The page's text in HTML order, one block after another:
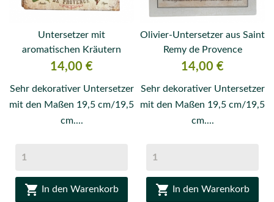
Untersetzer mit
aromatischen Kräutern
Preis
14,00 €
Sehr dekorativer Untersetzer
mit den Maßen 19,5 cm/19,5
cm....
 In den Warenkorb
Olivier-Untersetzer aus Saint
Remy de Provence
Preis
14,00 €
Sehr dekorativer Untersetzer
mit den Maßen 19,5 cm/19,5
cm....
 In den Warenkorb